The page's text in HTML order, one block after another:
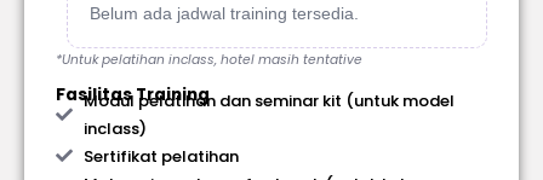
Belum ada jadwal training tersedia.
*Untuk pelatihan inclass, hotel masih tentative
Fasilitas Training
Modul pelatihan dan seminar kit (untuk model
inclass)
Sertifikat pelatihan